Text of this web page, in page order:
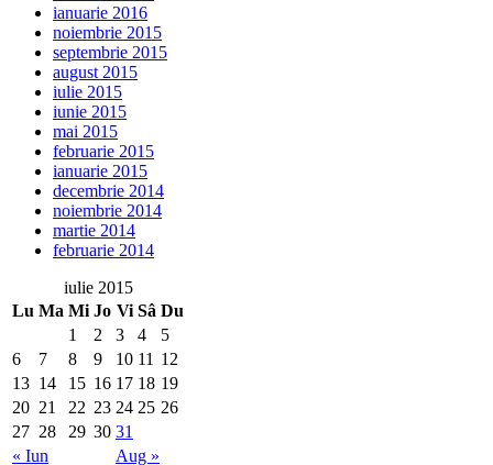
ianuarie 2016
noiembrie 2015
septembrie 2015
august 2015
iulie 2015
iunie 2015
mai 2015
februarie 2015
ianuarie 2015
decembrie 2014
noiembrie 2014
martie 2014
februarie 2014
iulie 2015
Lu Ma Mi Jo Vi Sâ Du
« Iun Aug »
1 2 3 4
5
6
7 8 9 10 11 12
13 14 15 16 17 18 19
20 21 22 23 24 25 26
27 28 29 30 31